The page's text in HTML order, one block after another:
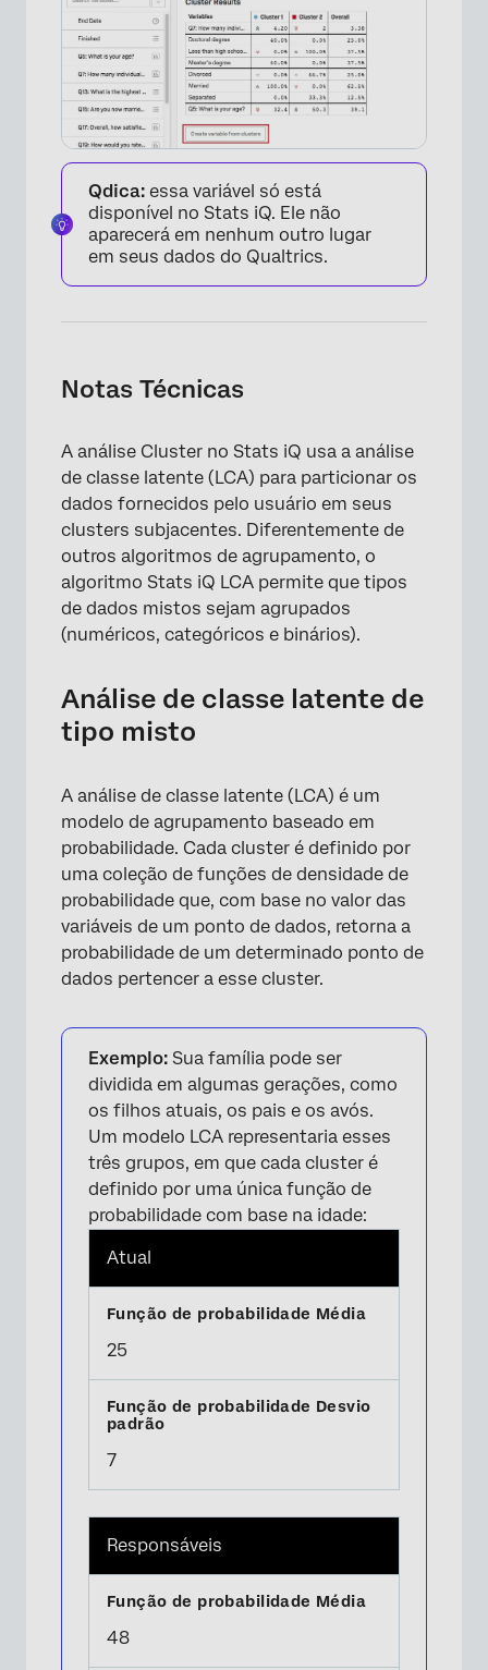
×
Qdica: essa variável só está
disponível no Stats iQ. Ele não
aparecerá em nenhum outro lugar
em seus dados do Qualtrics.
Notas Técnicas
A análise Cluster no Stats iQ usa a análise
de classe latente (LCA) para particionar os
dados fornecidos pelo usuário em seus
clusters subjacentes. Diferentemente de
outros algoritmos de agrupamento, o
algoritmo Stats iQ LCA permite que tipos
de dados mistos sejam agrupados
(numéricos, categóricos e binários).
Análise de classe latente de
tipo misto
A análise de classe latente (LCA) é um
modelo de agrupamento baseado em
probabilidade. Cada cluster é definido por
uma coleção de funções de densidade de
probabilidade que, com base no valor das
variáveis de um ponto de dados, retorna a
probabilidade de um determinado ponto de
dados pertencer a esse cluster.
Exemplo: Sua família pode ser
dividida em algumas gerações, como
os filhos atuais, os pais e os avós.
Um modelo LCA representaria esses
três grupos, em que cada cluster é
definido por uma única função de
probabilidade com base na idade:
Atual
25
7
Responsáveis
48